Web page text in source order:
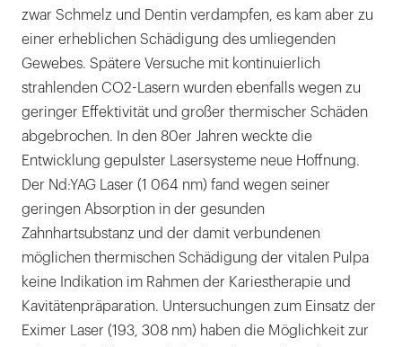
zwar Schmelz und Dentin verdampfen, es kam aber zu
einer erheblichen Schädigung des umliegenden
Gewebes. Spätere Versuche mit kontinuierlich
strahlenden CO2-Lasern wurden ebenfalls wegen zu
geringer Effektivität und großer thermischer Schäden
abgebrochen. In den 80er Jahren weckte die
Entwicklung gepulster Lasersysteme neue Hoffnung.
Der Nd:YAG Laser (1 064 nm) fand wegen seiner
geringen Absorption in der gesunden
Zahnhartsubstanz und der damit verbundenen
möglichen thermischen Schädigung der vitalen Pulpa
keine Indikation im Rahmen der Kariestherapie und
Kavitätenpräparation. Untersuchungen zum Einsatz der
Eximer Laser (193, 308 nm) haben die Möglichkeit zur